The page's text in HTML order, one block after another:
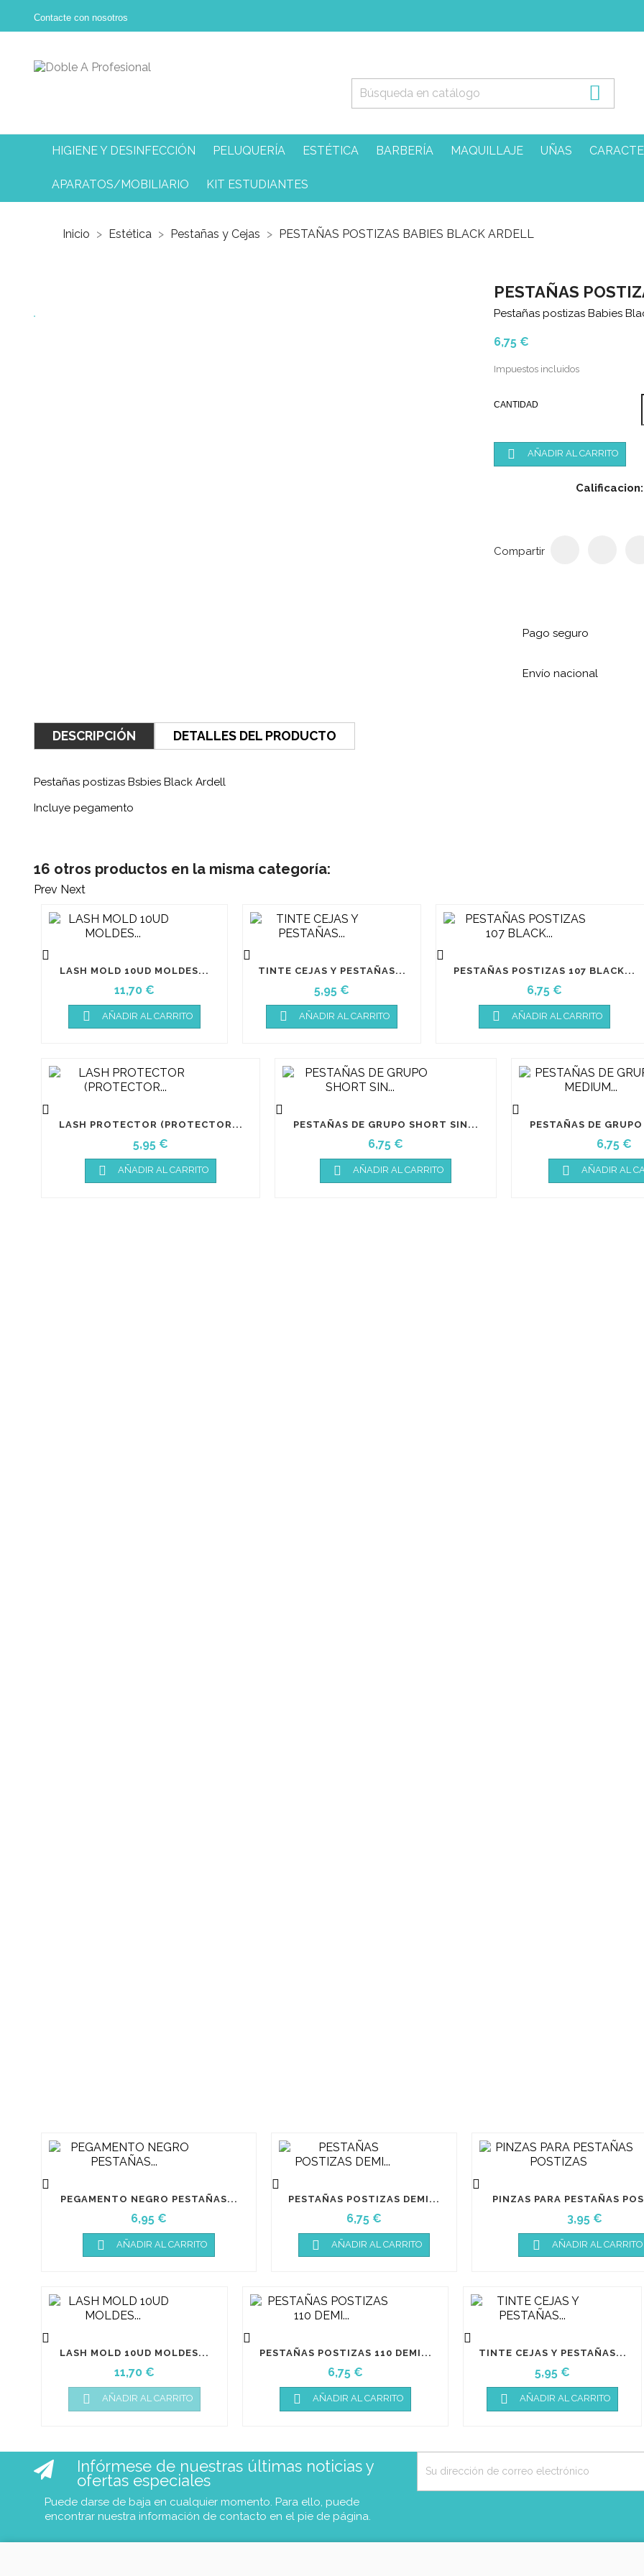
Contacte con nosotros

HIGIENE Y DESINFECCIÓN PELUQUERÍA ESTÉTICA BARBERÍA MAQUILLAJE UÑAS
APARATOS/MOBILIARIO KIT ESTUDIANTES
Inicio Estética Pestañas y Cejas PESTAÑAS POSTIZAS BABIES BLACK ARDELL
PESTAÑAS
Pestañas postizas Babies
6,75 €
Impuestos incluidos
CANTIDAD
 AÑADIR AL CARRITO
Calificacion:
Compartir
Pago seguro
Envío nacional
DESCRIPCIÓN DETALLES DEL PRODUCTO
Pestañas postizas Bsbies Black Ardell
Incluye pegamento
16 otros productos en la misma categoría:
Prev Next

LASH MOLD 10UD MOLDES...
Precio
11,70 €
 AÑADIR AL CARRITO

TINTE CEJAS Y PESTAÑAS...
Precio
5,95 €
 AÑADIR AL CARRITO

PESTAÑAS POSTIZAS 107 BLACK...
Precio
6,75 €
 AÑADIR AL CARRITO

LASH PROTECTOR (PROTECTOR...
Precio
5,95 €
 AÑADIR AL CARRITO

PESTAÑAS DE GRUPO SHORT SIN...
Precio
6,75 €
 AÑADIR AL CARRITO

PESTAÑAS DE
Precio
6,75 €
 AÑADIR AL

PEGAMENTO NEGRO PESTAÑAS...
Precio
6,95 €
 AÑADIR AL CARRITO

PESTAÑAS POSTIZAS DEMI...
Precio
6,75 €
 AÑADIR AL CARRITO

PINZAS PARA PESTAÑAS
Precio
3,95 €
 AÑADIR AL CARRITO

LASH MOLD 10UD MOLDES...
Precio
11,70 €
 AÑADIR AL CARRITO

PESTAÑAS POSTIZAS 110 DEMI...
Precio
6,75 €
 AÑADIR AL CARRITO

TINTE CEJAS Y PESTAÑAS...
Precio
5,95 €
 AÑADIR AL CARRITO
Infórmese de nuestras últimas noticias y
ofertas especiales
Puede darse de baja en cualquier momento. Para ello, puede
encontrar nuestra información de contacto en el pie de página.